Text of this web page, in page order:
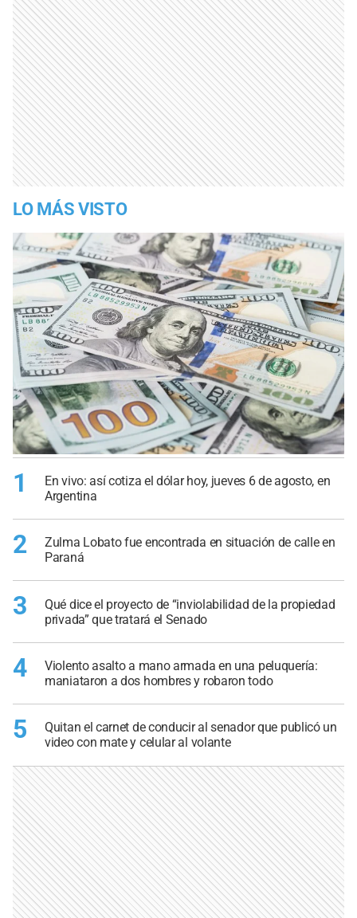
LO MÁS VISTO
1
En vivo: así cotiza el dólar hoy, jueves 6 de agosto, en
Argentina
2
Zulma Lobato fue encontrada en situación de calle en
Paraná
3
Qué dice el proyecto de “inviolabilidad de la propiedad
privada” que tratará el Senado
4
Violento asalto a mano armada en una peluquería:
maniataron a dos hombres y robaron todo
5
Quitan el carnet de conducir al senador que publicó un
video con mate y celular al volante